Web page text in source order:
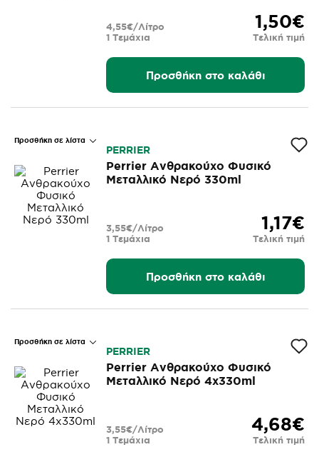
1,50€
Τελική τιμή
1 Τεμάχια
4,55€/Λίτρο
Προσθήκη στο καλάθι
Προσθήκη σε λίστα
PERRIER
Perrier Ανθρακούχο Φυσικό
Μεταλλικό Νερό 330ml
1,17€
Τελική τιμή
1 Τεμάχια
3,55€/Λίτρο
Προσθήκη στο καλάθι
Προσθήκη σε λίστα
PERRIER
Perrier Ανθρακούχο Φυσικό
Μεταλλικό Νερό 4x330ml
4,68€
Τελική τιμή
1 Τεμάχια
3,55€/Λίτρο